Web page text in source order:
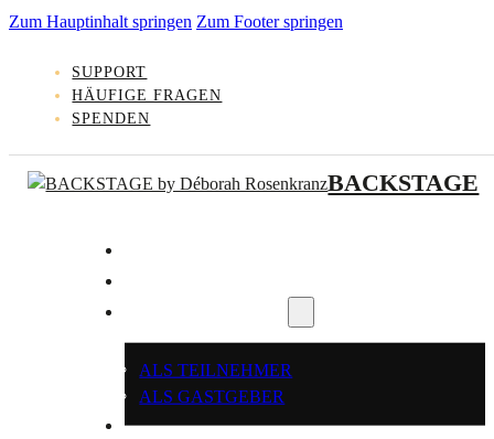
Zum Hauptinhalt springen Zum Footer springen
SUPPORT
HÄUFIGE FRAGEN
SPENDEN
BACKSTAGE
ALS TEILNEHMER
ALS GASTGEBER
LOGIN